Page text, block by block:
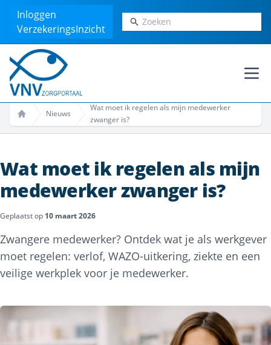
Inloggen
VerzekeringsInzicht
Zoeken
Home
Nieuws
Wat moet ik regelen als mijn medewerker
zwanger is?
Wat moet ik regelen als mijn
medewerker zwanger is?
Geplaatst op 10 maart 2026
Zwangere medewerker? Ontdek wat je als werkgever
moet regelen: verlof, WAZO-uitkering, ziekte en een
veilige werkplek voor je medewerker.